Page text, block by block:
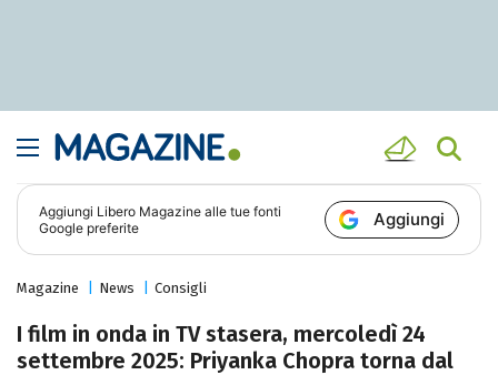
Aggiungi Libero Magazine alle tue fonti
Google preferite
Aggiungi
Magazine News Consigli
I film in onda in TV stasera, mercoledì 24
settembre 2025: Priyanka Chopra torna dal